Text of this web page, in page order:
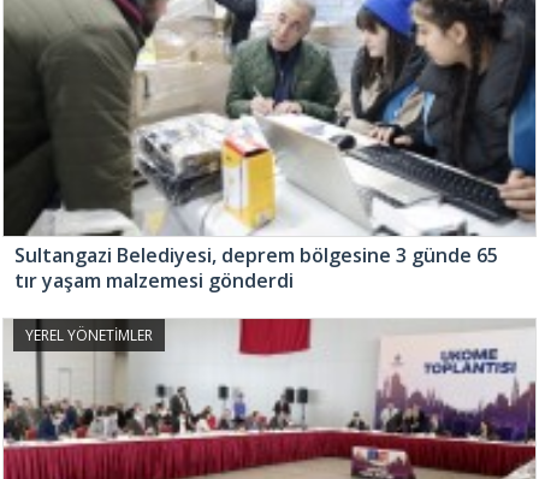
Sultangazi Belediyesi, deprem bölgesine 3 günde 65
tır yaşam malzemesi gönderdi
YEREL YÖNETİMLER